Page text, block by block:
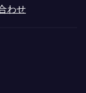
わせ